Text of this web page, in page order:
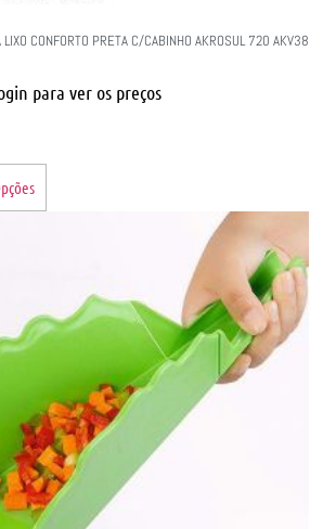
LIXO CONFORTO PRETA C/CABINHO AKROSUL 720 AKV38
para ver os preços